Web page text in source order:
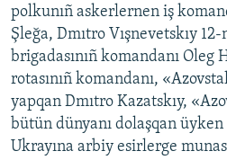
polkunıñ askerlernen iş
Şleğa, Dmıtro Vışnevetskıy
brigadasınıñ komandanı
rotasınıñ komandanı,
yapqan Dmıtro Kazatskıy,
bütün dünyanı dolaşqan üyken
Ukrayına arbiy esirlerge